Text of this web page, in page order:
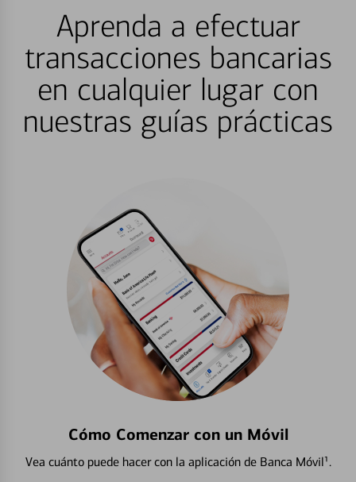
Aprenda a efectuar
transacciones bancarias
en cualquier lugar con
nuestras guías prácticas
Cómo Comenzar con un Móvil
Vea cuánto puede hacer con la aplicación de Banca Móvil¹.